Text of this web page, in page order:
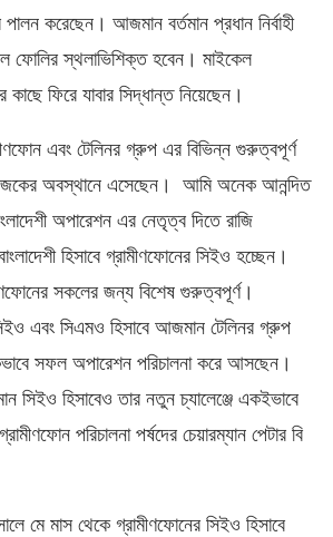
করেছেন। আজমান বর্তমান প্রধান নির্বাহী
ফোলির স্থলাভিশিক্ত হবেন। মাইকেল
কাছে ফিরে যাবার সিদ্ধান্ত নিয়েছেন।
এবং টেলিনর গ্রুপ এর বিভিন্ন গুরুত্বপূর্ণ
অবস্থানে এসেছেন। আমি অনেক আনন্দিত
অপারেশন এর নেতৃত্ব দিতে রাজি
হিসাবে গ্রামীণফোনের সিইও হচ্ছেন।
সকলের জন্য বিশেষ গুরুত্বপূর্ণ।
এবং সিএমও হিসাবে আজমান টেলিনর গ্রুপ
সফল অপারেশন পরিচালনা করে আসছেন।
সিইও হিসাবেও তার নতুন চ্যালেঞ্জে একইভাবে
পরিচালনা পর্ষদের চেয়ারম্যান পেটার বি
মে মাস থেকে গ্রামীণফোনের সিইও হিসাবে